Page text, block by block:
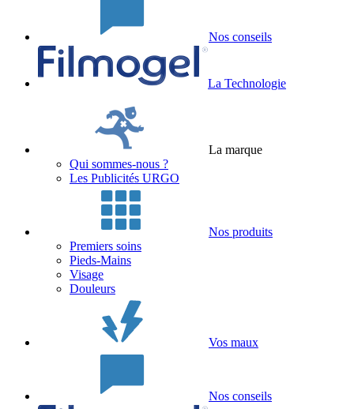
Nos conseils
La Technologie
La marque
Qui sommes-nous ?
Les Publicités URGO
Nos produits
Premiers soins
Pieds-Mains
Visage
Douleurs
Vos maux
Nos conseils